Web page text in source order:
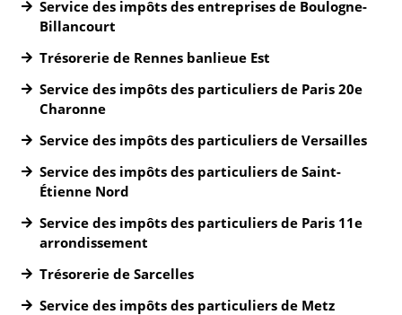
Service des impôts des entreprises de Boulogne-
Billancourt
Trésorerie de Rennes banlieue Est
Service des impôts des particuliers de Paris 20e
Charonne
Service des impôts des particuliers de Versailles
Service des impôts des particuliers de Saint-
Étienne Nord
Service des impôts des particuliers de Paris 11e
arrondissement
Trésorerie de Sarcelles
Service des impôts des particuliers de Metz